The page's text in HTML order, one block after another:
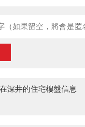
深井的住宅樓盤信息